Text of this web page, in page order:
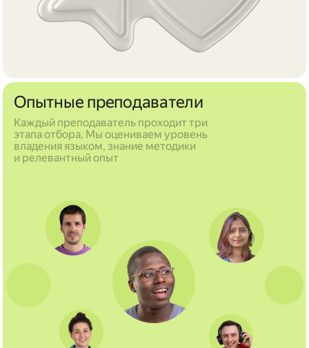
Опытные преподаватели
Каждый преподаватель проходит три
этапа отбора. Мы оцениваем уровень
владения языком, знание методики
и релевантный опыт